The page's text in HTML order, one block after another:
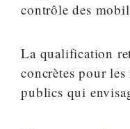
contrôle des
La qualification
concrètes pour les
publics qui